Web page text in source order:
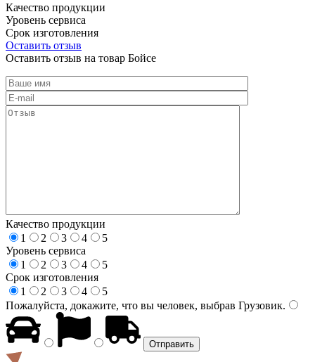
Качество продукции
Уровень сервиса
Срок изготовления
Оставить отзыв
Оставить отзыв на товар Бойсе
Качество продукции
1
2 3 4
5
Уровень сервиса
1
2 3 4
5
Срок изготовления
1
2 3 4
5
Пожалуйста, докажите, что вы человек, выбрав Грузовик.